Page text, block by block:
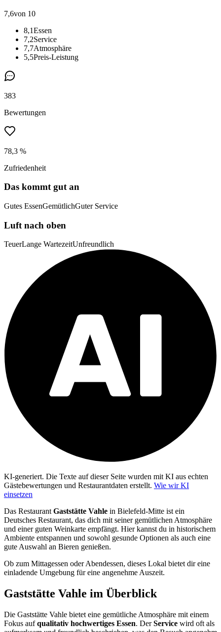
7,6von 10
8,1Essen
7,2Service
7,7Atmosphäre
5,5Preis-Leistung
383
Bewertungen
78,3 %
Zufriedenheit
Das kommt gut an
Gutes EssenGemütlichGuter Service
Luft nach oben
TeuerLange WartezeitUnfreundlich
KI-generiert. Die Texte auf dieser Seite wurden mit KI aus echten
Gästebewertungen und Restaurantdaten erstellt. Wie wir KI
einsetzen
Das RestaurantGaststätte Vahle in Bielefeld-Mitte ist ein
Deutsches Restaurant, das dich mit seiner gemütlichen Atmosphäre
und einer guten Weinkarte empfängt. Hier kannst du in historischem
Ambiente entspannen und sowohl gesunde Optionen als auch eine
gute Auswahl an Bieren genießen.
Ob zum Mittagessen oder Abendessen, dieses Lokal bietet dir eine
einladende Umgebung für eine angenehme Auszeit.
Gaststätte Vahle im Überblick
Die Gaststätte Vahle bietet eine gemütliche Atmosphäre mit einem
Fokus aufqualitativ hochwertiges Essen. DerService wird oft als